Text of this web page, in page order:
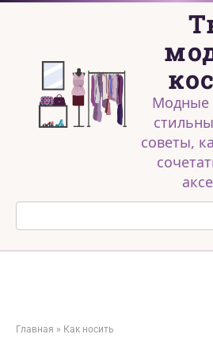
Перейти
Модные
советы,
Поиск:
Главная » Как носить